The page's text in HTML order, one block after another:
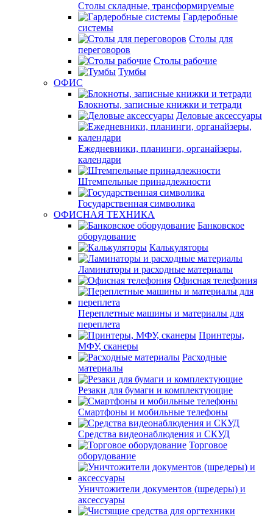
Столы складные, трансформируемые
Гардеробные
системы
Столы для
переговоров
Столы рабочие
Тумбы
ОФИС
Блокноты, записные книжки и тетради
Деловые аксессуары
Ежедневники, планинги, органайзеры,
календари
Штемпельные принадлежности
Государственная символика
ОФИСНАЯ ТЕХНИКА
Банковское
оборудование
Калькуляторы
Ламинаторы и расходные материалы
Офисная телефония
Переплетные машины и материалы для
переплета
Принтеры,
МФУ, сканеры
Расходные
материалы
Резаки для бумаги и комплектующие
Смартфоны и мобильные телефоны
Средства видеонаблюдения и СКУД
Торговое
оборудование
Уничтожители документов (шредеры) и
аксессуары